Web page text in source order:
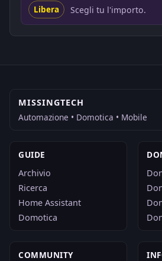
Libera Scegli tu l'importo.
MISSINGTECH
Automazione • Domotica • Mobile
GUIDE
Archivio
Ricerca
Home Assistant
Domotica
COMMUNITY